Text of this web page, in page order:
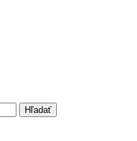
Hľadať